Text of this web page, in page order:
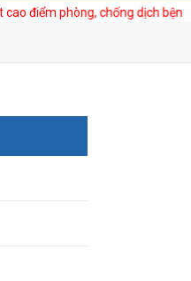
chống dịch bệnh COVID-